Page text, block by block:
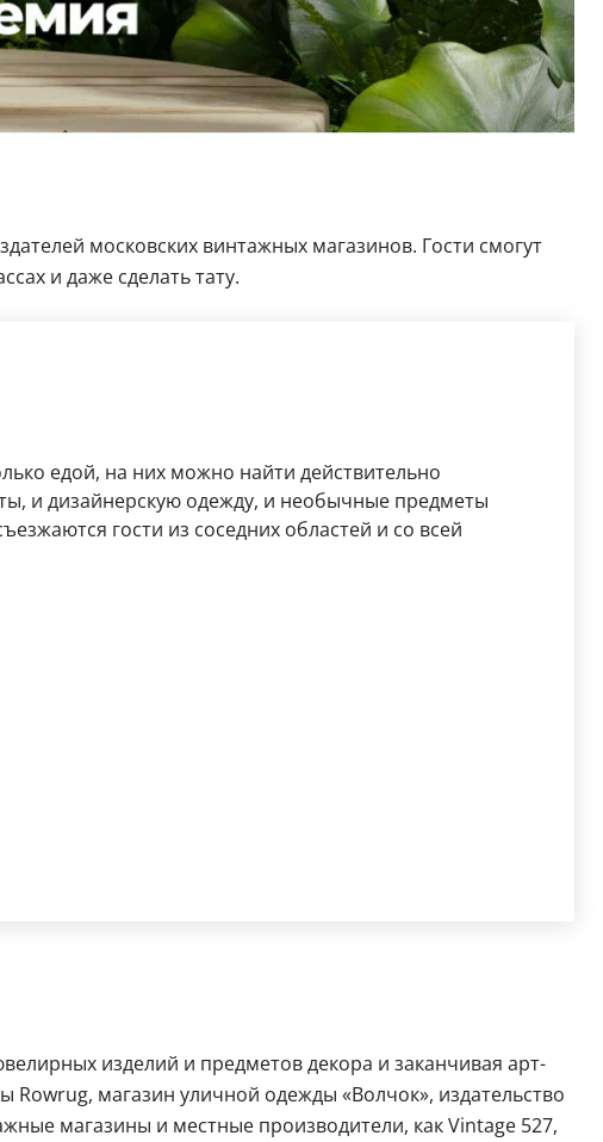
московских винтажных магазинов. Гости смогут
и даже сделать тату.
едой, на них можно найти действительно
и дизайнерскую одежду, и необычные предметы
гости из соседних областей и со всей
изделий и предметов декора и заканчивая арт-
магазин уличной одежды «Волчок», издательство
магазины и местные производители, как Vintage 527,